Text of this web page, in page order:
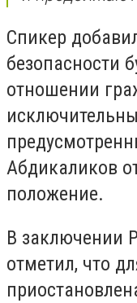
Спикер
безопасности
отношении
Абдикаликов
положение.
В заключении
отметил, что